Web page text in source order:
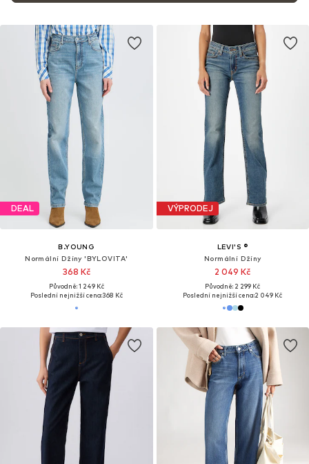
DEAL
B.YOUNG
Normální Džíny 'BYLOVITA'
368 Kč
Původně: 1 249 Kč
Poslední nejnižší cena:368 Kč
VÝPRODEJ
LEVI'S ®
Normální Džíny
2 049 Kč
Původně: 2 299 Kč
Poslední nejnižší cena:2 049 Kč